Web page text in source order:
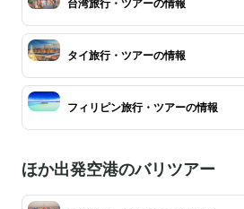
台湾旅行・ツアーの情報
タイ旅行・ツアーの情報
フィリピン旅行・ツアーの情報
ほか出発空港のバリツアー